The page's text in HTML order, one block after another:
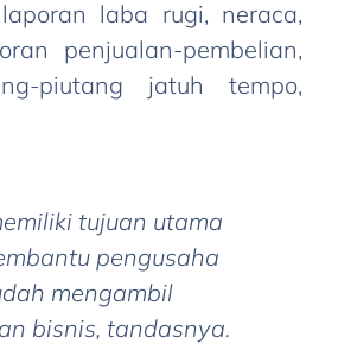
laba rugi, neraca,
penjualan-pembelian,
piutang jatuh tempo,
tujuan utama
pengusaha
mengambil
bisnis, tandasnya.